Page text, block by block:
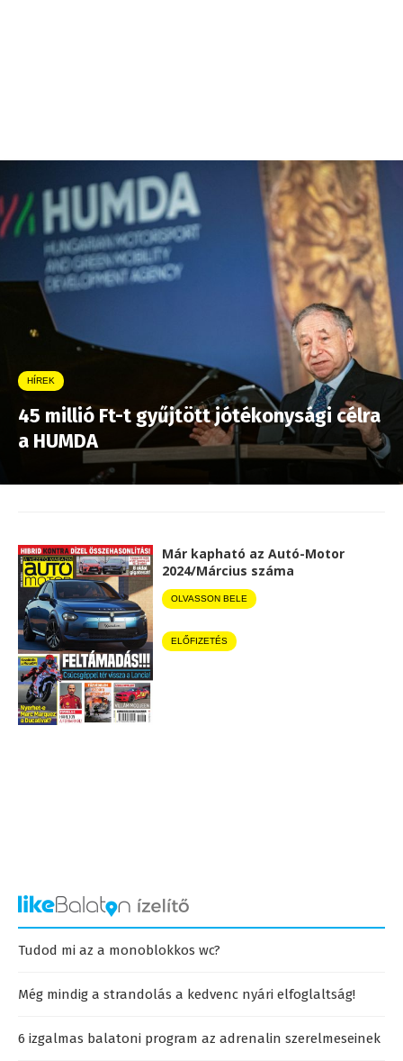
HÍREK
45 millió Ft-t gyűjtött jótékonysági célra
a HUMDA
Már kapható az Autó-Motor
2024/Március száma
OLVASSON BELE
ELŐFIZETÉS
Tudod mi az a monoblokkos wc?
Még mindig a strandolás a kedvenc nyári elfoglaltság!
6 izgalmas balatoni program az adrenalin szerelmeseinek